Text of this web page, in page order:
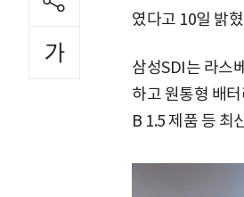
였다고 10일 밝
삼성SDI는 라스
하고 원통형 배
B 1.5 제품 등 최